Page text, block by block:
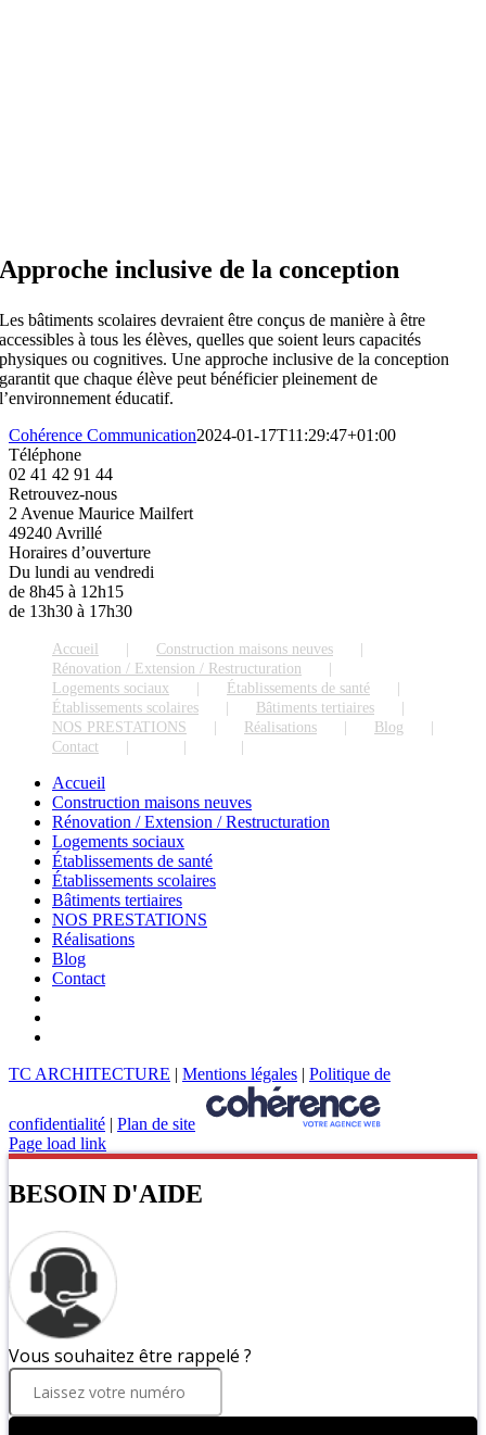
Approche inclusive de la conception
Les bâtiments scolaires devraient être conçus de manière à être
accessibles à tous les élèves, quelles que soient leurs capacités
physiques ou cognitives. Une approche inclusive de la conception
garantit que chaque élève peut bénéficier pleinement de
l’environnement éducatif.
Cohérence Communication2024-01-17T11:29:47+01:00
Téléphone
02 41 42 91 44
Retrouvez-nous
2 Avenue Maurice Mailfert
49240 Avrillé
Horaires d’ouverture
Du lundi au vendredi
de 8h45 à 12h15
de 13h30 à 17h30
Accueil
Construction maisons neuves
Rénovation / Extension / Restructuration
Logements sociaux
Établissements de santé
Établissements scolaires
Bâtiments tertiaires
NOS PRESTATIONS
Réalisations
Blog
Contact
Accueil
Construction maisons neuves
Rénovation / Extension / Restructuration
Logements sociaux
Établissements de santé
Établissements scolaires
Bâtiments tertiaires
NOS PRESTATIONS
Réalisations
Blog
Contact
TC ARCHITECTURE | Mentions légales | Politique de
confidentialité | Plan de site
Page load link
BESOIN D'AIDE
Vous souhaitez être rappelé ?